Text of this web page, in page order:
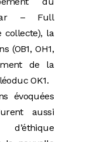
– Full
collecte), la
(OB1, OH1,
de la
OK1.
évoquées
aussi